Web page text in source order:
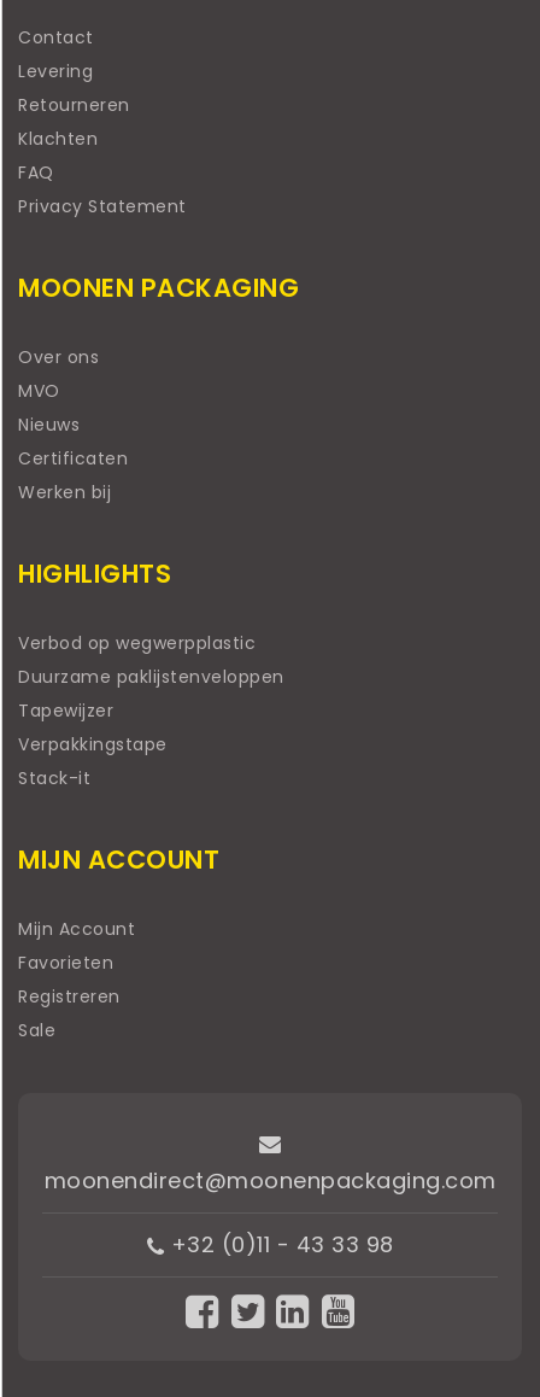
Contact
Levering
Retourneren
Klachten
FAQ
Privacy Statement
MOONEN PACKAGING
Over ons
MVO
Nieuws
Certificaten
Werken bij
HIGHLIGHTS
Verbod op wegwerpplastic
Duurzame paklijstenveloppen
Tapewijzer
Verpakkingstape
Stack-it
MIJN ACCOUNT
Mijn Account
Favorieten
Registreren
Sale
moonendirect@moonenpackaging.com
+32 (0)11 - 43 33 98